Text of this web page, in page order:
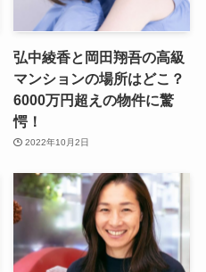
弘中綾香と岡田翔吾の高級
マンションの場所はどこ？
6000万円超えの物件に驚
愕！
2022年10月2日